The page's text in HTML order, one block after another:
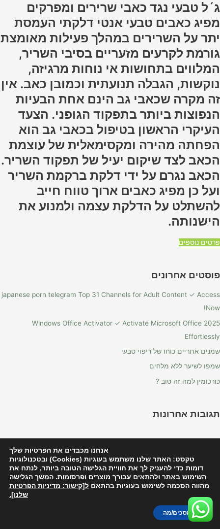
ג´ל טבעי נגד כאבי שרירים ומפרקים
מפיג כאבים טבעי אנטי דלקתי העמסת
יתר על השרירים במהלך פעילות מאומצת
גורמת לקרעים מזעריים בסיבי השריר,
המלווים בתחושות אי נוחות מרגיזה,
נוקשות, הגבלה תנועתית וכמובן כאב. אין
זה מקרה שכאבי גב הינם אחת הבעיות
הנפוצות ביותר בתפקוד הגופני. הצעד
העיקרי הראשון בטיפול בכאבי גב הוא
הפחתה מהירה ומקסימאלית של עוצמת
הכאב לצד שיקום יעיל של תפקוד השריר.
הכאב נגרם על ידי דלקת ברקמת השריר
ועל כן מפיג כאבים ארוך טווח חייב
להשתלט על הדלקת עצמה ולמנוע את
הישנותה.
פרטים נוספים
פוסטים אחרונים
japanese porn telegram Top 31 Channels for Adult Content ✓ Access
Now!
Windows Office Activator ✓ Activate Microsoft Office 2025
Effortlessly
שמנים אתריים כוחו של ריפוי טבעי
שמפו לשיער ללא מלחים
כורכומין למה זה טוב ?
תגובות אחרונות
פברואר 2026
ינואר 2024
יוני 2023
מרץ 2023
אנחנו מכבדים את הפרטיות שלך
טקסט: האתר שלנו משתמש בעוגיות (Cookies) ובטכנולוגיות
דומות כדי להעניק לך את חוויית הגלישה הטובה ביותר, לנתח את
השימוש באתר ולהתאים עבורך מוצרים ופרסומות. המשך הגלישה
מהווה הסכמה לשימוש בעוגיות בהתאם ל[קישור: מדיניות הפרטיות
שלנו].
אני מסכים/מה